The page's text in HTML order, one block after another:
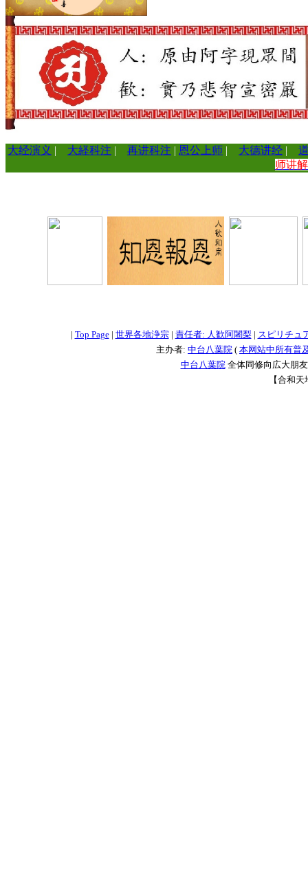
大经演义 | 大経科注 | 再讲科注 | 恩公上师 | 大德讲经 |
师讲
| Top Page | 世界各地浄宗 | 責任者: 人歓阿闍梨| スピリチュ
主办者: 中台八葉院 ( 本网站中所有普
中台八葉院全体同修向広大朋
【合和